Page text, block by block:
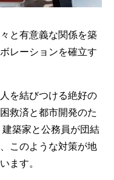
と有意義な関係を築
レーションを確立す
を結びつける絶好の
救済と都市開発のた
築家と公務員が団結
このような対策が地
ます。